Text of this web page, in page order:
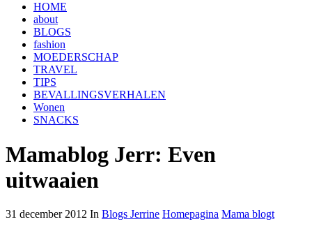
HOME
about
BLOGS
fashion
MOEDERSCHAP
TRAVEL
TIPS
BEVALLINGSVERHALEN
Wonen
SNACKS
Mamablog Jerr: Even
uitwaaien
31 december 2012 In Blogs Jerrine Homepagina Mama blogt